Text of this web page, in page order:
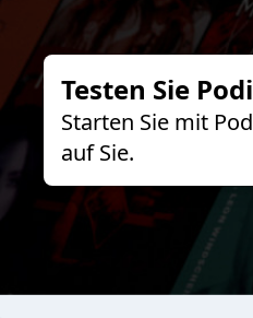
Testen Sie
Starten Sie mit
auf Sie.